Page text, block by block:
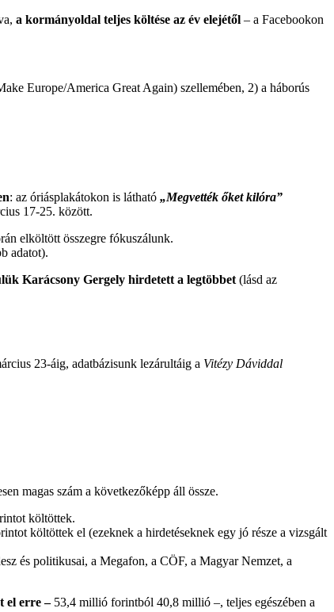
a kormányoldal teljes költése az év elejétől – a Facebookon
Europe/America Great Again) szellemében, 2) a háborús
: az óriásplakátokon is látható „Megvették őket kilóra”
17-25. között.
elköltött összegre fókuszálunk.
adatot).
Karácsony Gergely hirdetett a legtöbbet (lásd az
23-áig, adatbázisunk lezárultáig a Vitézy Dáviddal
magas szám a következőképp áll össze.
költöttek.
költöttek el (ezeknek a hirdetéseknek egy jó része a vizsgált
és politikusai, a Megafon, a CÖF, a Magyar Nemzet, a
el erre – 53,4 millió forintból 40,8 millió –, teljes egészében a